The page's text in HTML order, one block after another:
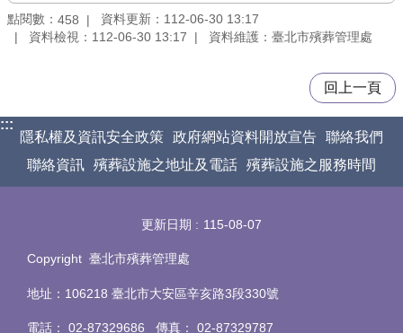
點閱數： 458
資料更新：112-06-30 13:17
資料檢視：112-06-30 13:17
資料維護：臺北市殯葬管理處
回上一頁
:::
隱私權及資訊安全政策 政府網站資料開放宣告 聯絡我們
聯絡資訊 殯葬設施之地址及電話 殯葬設施之服務時間
更新日期 115-08-07
Copyright 臺北市殯葬管理處
地址：106218 臺北市大安區辛亥路3段330號
電話 ： 02-87329686 傳真 ： 02-87329787